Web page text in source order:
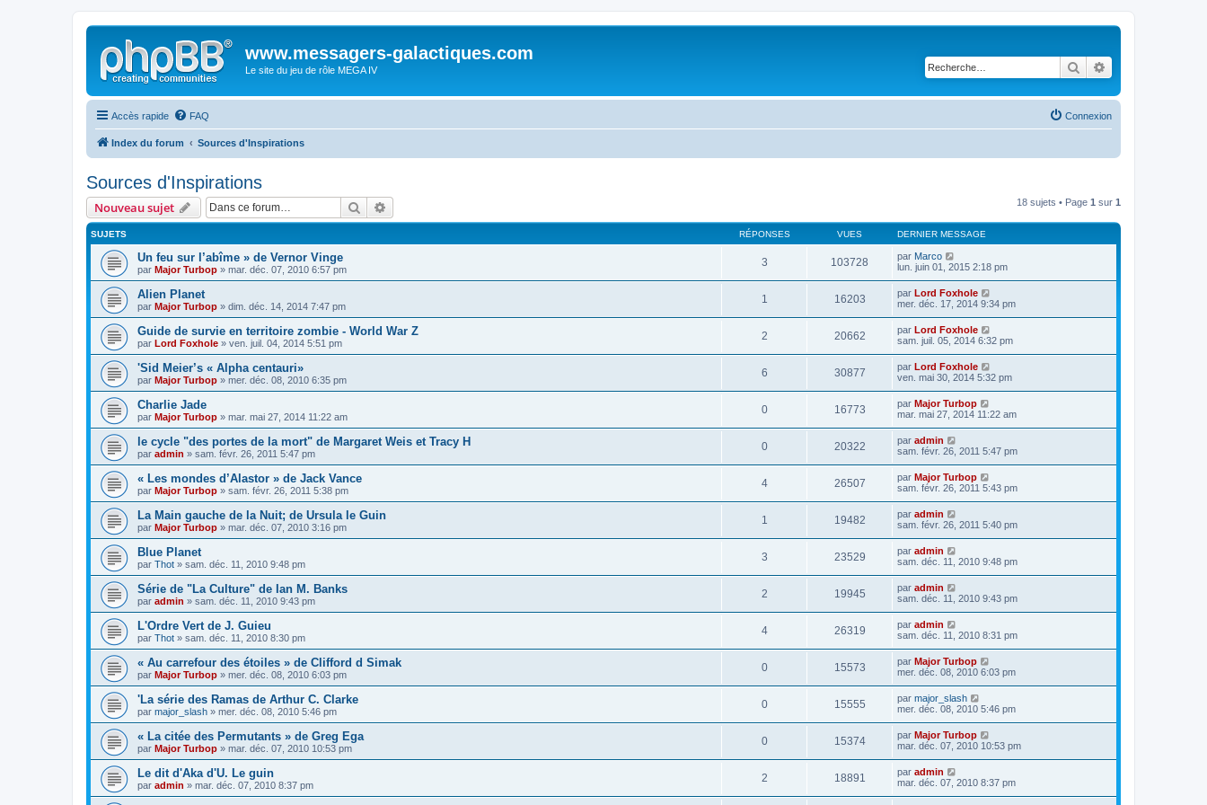
www.messagers-galactiques.com
Le site du jeu de rôle MEGA IV Rechercher
Accès rapide FAQ Connexion
Index du forum Sources d'Inspirations
Sources d'Inspirations
Nouveau sujet Rechercher 18 sujets • Page 1 sur 1
SUJETS RÉPONSES VUES DERNIER MESSAGE
Un feu sur l’abîme » de Vernor Vinge
par Major Turbop » mar. déc. 07, 2010 6:57 pm
3 103728 par Marco
lun. juin 01, 2015 2:18 pm
Alien Planet
par Major Turbop » dim. déc. 14, 2014 7:47 pm
1 16203 par Lord Foxhole
mer. déc. 17, 2014 9:34 pm
Guide de survie en territoire zombie - World War Z
par Lord Foxhole » ven. juil. 04, 2014 5:51 pm
2 20662 par Lord Foxhole
sam. juil. 05, 2014 6:32 pm
'Sid Meier’s « Alpha centauri»
par Major Turbop » mer. déc. 08, 2010 6:35 pm
6 30877 par Lord Foxhole
ven. mai 30, 2014 5:32 pm
Charlie Jade
par Major Turbop » mar. mai 27, 2014 11:22 am
0 16773 par Major Turbop
mar. mai 27, 2014 11:22 am
le cycle "des portes de la mort" de Margaret Weis et Tracy H
par admin » sam. févr. 26, 2011 5:47 pm
0 20322 par admin
sam. févr. 26, 2011 5:47 pm
« Les mondes d’Alastor » de Jack Vance
par Major Turbop » sam. févr. 26, 2011 5:38 pm
4 26507 par Major Turbop
sam. févr. 26, 2011 5:43 pm
La Main gauche de la Nuit; de Ursula le Guin
par Major Turbop » mar. déc. 07, 2010 3:16 pm
1 19482 par admin
sam. févr. 26, 2011 5:40 pm
Blue Planet
par Thot » sam. déc. 11, 2010 9:48 pm
3 23529 par admin
sam. déc. 11, 2010 9:48 pm
Série de "La Culture" de Ian M. Banks
par admin » sam. déc. 11, 2010 9:43 pm
2 19945 par admin
sam. déc. 11, 2010 9:43 pm
L'Ordre Vert de J. Guieu
par Thot » sam. déc. 11, 2010 8:30 pm
4 26319 par admin
sam. déc. 11, 2010 8:31 pm
« Au carrefour des étoiles » de Clifford d Simak
par Major Turbop » mer. déc. 08, 2010 6:03 pm
0 15573 par Major Turbop
mer. déc. 08, 2010 6:03 pm
'La série des Ramas de Arthur C. Clarke
par major_slash » mer. déc. 08, 2010 5:46 pm
0 15555 par major_slash
mer. déc. 08, 2010 5:46 pm
« La citée des Permutants » de Greg Ega
par Major Turbop » mar. déc. 07, 2010 10:53 pm
0 15374 par Major Turbop
mar. déc. 07, 2010 10:53 pm
Le dit d'Aka d'U. Le guin
par admin » mar. déc. 07, 2010 8:37 pm
2 18891 par admin
mar. déc. 07, 2010 8:37 pm